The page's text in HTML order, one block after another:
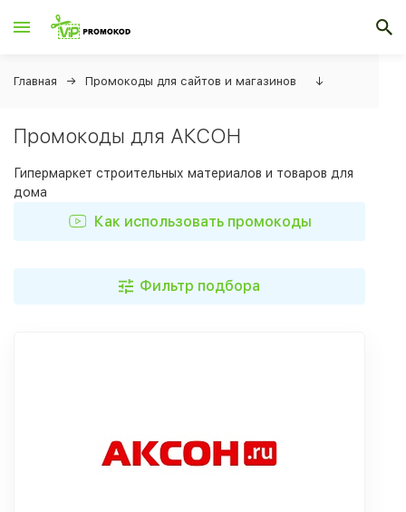
Главная Промокоды для сайтов и магазинов ↓
Промокоды для АКСОН
Гипермаркет строительных материалов и товаров для
дома
Как использовать промокоды
Фильтр подбора